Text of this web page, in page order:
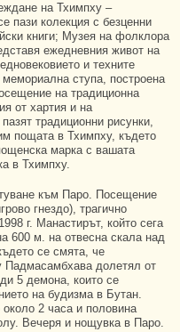
на Тхимпху –
пази колекция с безценни
книги; Музея на фолклора
ежедневния живот на
и техните
ступа, построена
на традиционна
от хартия и на
традиционни рисунки,
пощата в Тхимпху, където
марка с вашата
в Тхимпху.
към Паро. Посещение
гнездо), трагично
г. Манастирът, който сега
600 м. на отвесна скала над
се смята, че
Падмасамбхава долетял от
5 демона, които се
на будизма в Бутан.
около 2 часа и половина
Вечеря и нощувка в Паро.